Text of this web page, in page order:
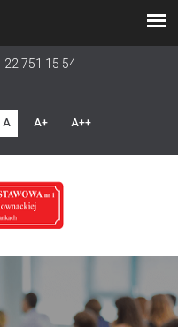
22 751 15 54
A A+ A++